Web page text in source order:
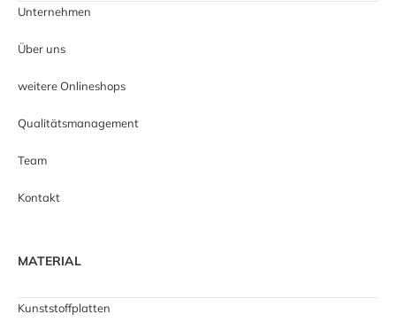
Unternehmen
Über uns
weitere Onlineshops
Qualitätsmanagement
Team
Kontakt
MATERIAL
Kunststoffplatten